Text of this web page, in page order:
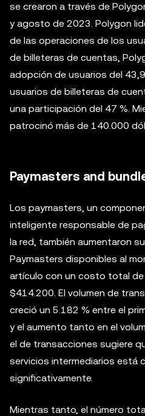
se crearon a través de
y agosto de 2023. Polygon
de las operaciones de los
de billeteras de cuentas,
adopción de usuarios del
usuarios de billeteras de
una participación del 47 %.
patrocinó más de 140.000
Paymasters and
Los paymasters, un
inteligente responsable de
la red, también aumentaron
Paymasters disponibles al
artículo con un costo total
$414.200. ‌El volumen de
creció un 5.182 % entre el
y el aumento tanto en el
el de transacciones sugiere
servicios intermediarios está
significativamente.
Mientras tanto, el número